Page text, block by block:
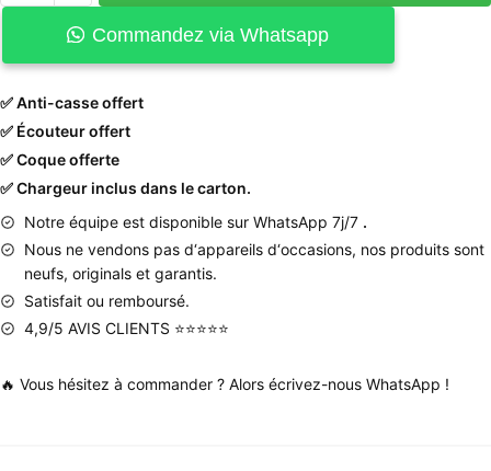
Commandez via Whatsapp
✅ Anti-casse offert
✅ Écouteur offert
✅ Coque offerte
✅ Chargeur inclus dans le carton.
Notre équipe est disponible sur WhatsApp 7j/7 .
Nous ne vendons pas d‘appareils d‘occasions, nos produits sont
neufs, originals et garantis.
Satisfait ou remboursé.
4,9/5 AVIS CLIENTS ⭐⭐⭐⭐⭐
🔥 Vous hésitez à commander ? Alors écrivez-nous WhatsApp !